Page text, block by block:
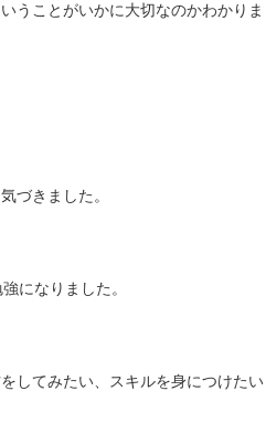
うことがいかに大切なのかわかりま
づきました。
になりました。
してみたい、スキルを身につけたい